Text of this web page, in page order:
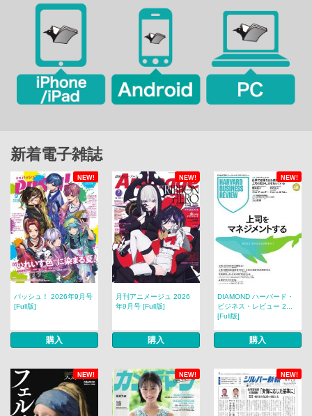
新着電子雑誌
NEW! NEW! NEW!
パッシュ！ 2026年9月号
[Full版]
購入
月刊アニメージュ 2026
年9月号 [Full版]
購入
DIAMOND ハーバード・
ビジネス・レビュー 2...
[Full版]
購入
NEW! NEW! NEW!